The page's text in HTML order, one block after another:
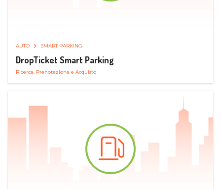
AUTO SMART PARKING
DropTicket Smart Parking
Ricerca, Prenotazione e Acquisto